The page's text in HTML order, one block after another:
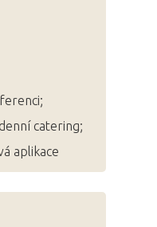
catering;
aplikace